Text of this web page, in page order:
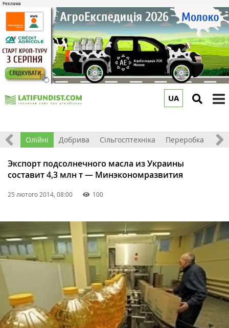
UA
Олійні Добрива Сільгосптехніка Переробка
Экспорт подсолнечного масла из Украины
составит 4,3 млн т — Минэкономразвития
25 лютого 2014, 08:00 100